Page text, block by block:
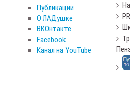
Публикации
О ЛАДушке
ВКОнтакте
Facebook
Канал на YouTube